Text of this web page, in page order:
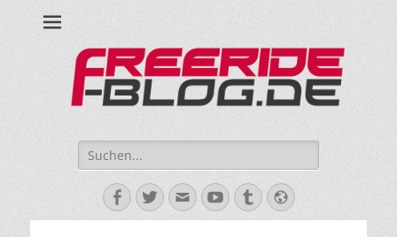
Suche
nach:
Facebook
Twitter
E-
Mail
YouTube
TumblrWebsite